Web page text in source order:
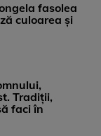
fasolea
culoarea și
Tradiții,
faci în